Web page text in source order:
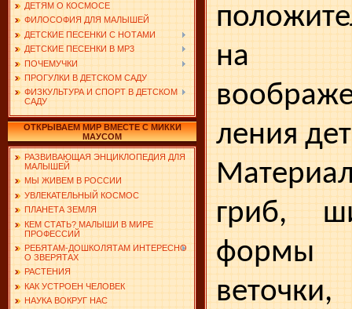
ДЕТЯМ О КОСМОСЕ
ФИЛОСОФИЯ ДЛЯ МАЛЫШЕЙ
ДЕТСКИЕ ПЕСЕНКИ С НОТАМИ
ДЕТСКИЕ ПЕСЕНКИ В MP3
ПОЧЕМУЧКИ
ПРОГУЛКИ В ДЕТСКОМ САДУ
ФИЗКУЛЬТУРА И СПОРТ В ДЕТСКОМ
САДУ
ОТКРЫВАЕМ МИР ВМЕСТЕ С МИККИ
МАУСОМ
РАЗВИВАЮЩАЯ ЭНЦИКЛОПЕДИЯ ДЛЯ
МАЛЫШЕЙ
МЫ ЖИВЕМ В РОССИИ
УВЛЕКАТЕЛЬНЫЙ КОСМОС
ПЛАНЕТА ЗЕМЛЯ
КЕМ СТАТЬ? МАЛЫШИ В МИРЕ
ПРОФЕССИЙ
РЕБЯТАМ-ДОШКОЛЯТАМ ИНТЕРЕСНО
О ЗВЕРЯТАХ
РАСТЕНИЯ
КАК УСТРОЕН ЧЕЛОВЕК
НАУКА ВОКРУГ НАС
на
ления
гриб,
формы